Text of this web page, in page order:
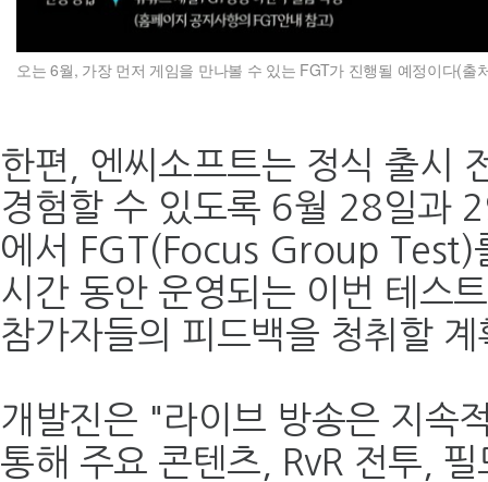
오는 6월, 가장 먼저 게임을 만나볼 수 있는 FGT가 진행될 예정이다(출
한편, 엔씨소프트는 정식 출시
경험할 수 있도록 6월 28일과
에서 FGT(Focus Group Test)
시간 동안 운영되는 이번 테스
참가자들의 피드백을 청취할 계
개발진은 "라이브 방송은 지속
통해 주요 콘텐츠, RvR 전투,